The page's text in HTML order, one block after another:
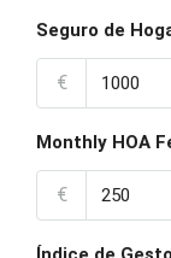
Seguro de
€
Monthly HOA
€